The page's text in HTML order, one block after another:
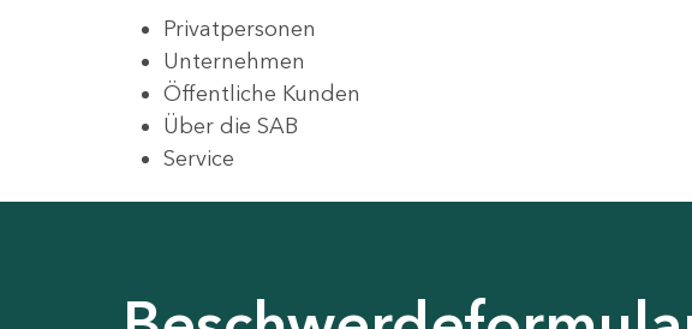
Privatpersonen
Unternehmen
Öffentliche Kunden
Über die SAB
Service